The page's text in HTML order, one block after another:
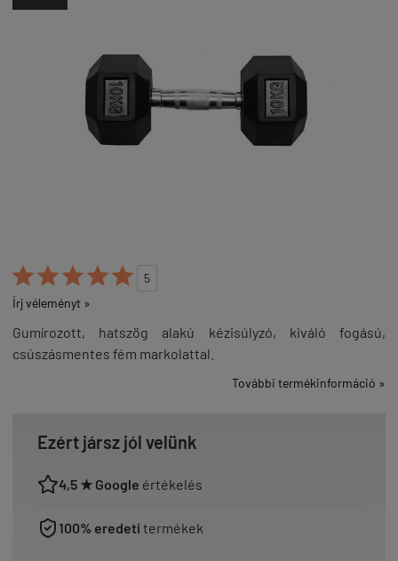

5
Írj véleményt »
Gumírozott, hatszög alakú kézisúlyzó, kiváló fogású,
csúszásmentes fém markolattal.
További termékinformáció »
Ezért jársz jól velünk
4,5 ★ Google értékelés
100% eredeti termékek